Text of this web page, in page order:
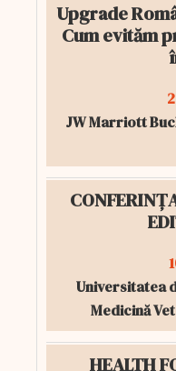
Upgrade
Cum evităm
JW Marriott
Universitatea
Medicină
HEALTH